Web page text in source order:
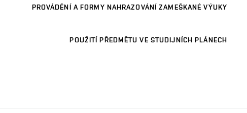
PROVÁDĚNÍ A FORMY NAHRAZOVÁNÍ ZAMEŠKANÉ VÝUKY
POUŽITÍ PŘEDMĚTU VE STUDIJNÍCH PLÁNECH